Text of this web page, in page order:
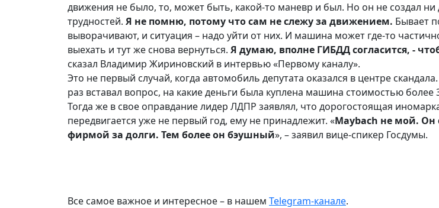
движения не было, то, может быть, какой-то маневр и был. Но он не создал ни
трудностей. Я не помню, потому что сам не слежу за движением. Бывает
выворачивают, и ситуация – надо уйти от них. И машина может где-то
выехать и тут же снова вернуться. Я думаю, вполне ГИБДД согласится, -
сказал Владимир Жириновский в интервью «Первому каналу».
Это не первый случай, когда автомобиль депутата оказался в центре
раз вставал вопрос, на какие деньги была куплена машина стоимостью более
Тогда же в свое оправдание лидер ЛДПР заявлял, что дорогостоящая
передвигается уже не первый год, ему не принадлежит. «Maybach не мой.
фирмой за долги. Тем более он бэушный», – заявил вице-спикер Госдумы.
Все самое важное и интересное – в нашем Telegram-канале.